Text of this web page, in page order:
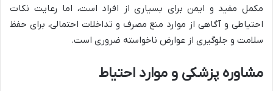
مکمل مفید و ایمن برای بسیاری از افراد است، اما رعایت نکات
احتیاطی و آگاهی از موارد منع مصرف و تداخلات احتمالی، برای حفظ
سلامت و جلوگیری از عوارض ناخواسته ضروری است.
مشاوره پزشکی و موارد احتیاط